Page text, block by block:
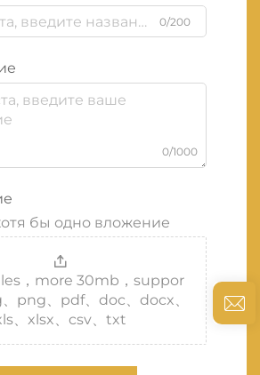
0/200
0/1000
бы одно вложение
，more 30mb，suppor
png、pdf、doc、docx、
、xlsx、csv、txt